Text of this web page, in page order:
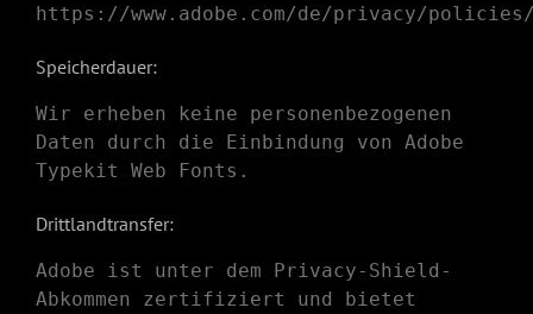
https://www.adobe.com/de/privacy/
Speicherdauer:
Wir erheben keine personenbezogenen
Daten durch die Einbindung von Adobe
Typekit Web Fonts.
Drittlandtransfer:
Adobe ist unter dem Privacy-Shield-
Abkommen zertifiziert und bietet